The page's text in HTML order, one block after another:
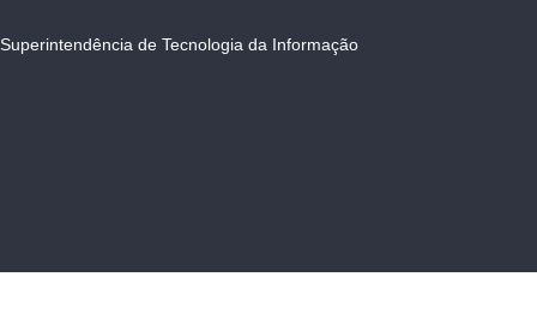
Superintendência de Tecnologia da Informação